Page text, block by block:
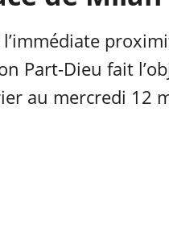
Part-Dieu fait
au mercredi 12